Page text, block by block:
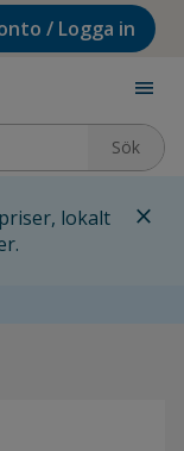
/ Logga in
menu
Sök
lokalt
close